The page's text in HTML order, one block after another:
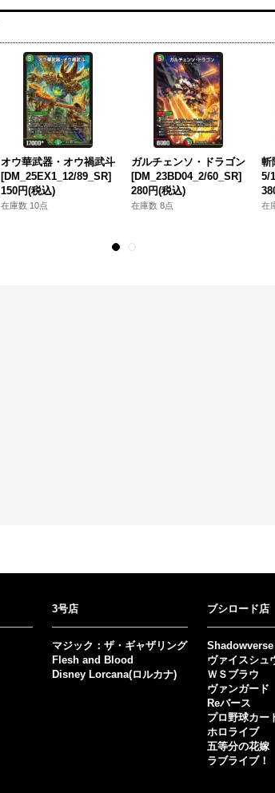
オウ華武器・オウ禍武斗
[DM_25EX1_12/89_SR]
150円(税込)
在庫数 10点
ガルチェンソ・ドラゴン
[DM_23BD04_2/60_SR]
280円(税込)
在庫数 8点
斬
5/
在
3号店
マジック：ザ・ギャザリング
Flesh and Blood
Disney Lorcana(ロルカナ)
ブシロード店
ヴァイスシュ
ＷＳブラウ
ヴァンガード
Reバース
プロ野球カー
ホロライブ
五等分の花嫁
ラブライブ！